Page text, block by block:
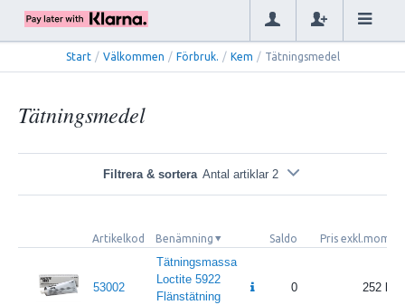
Start / Välkommen / Förbruk. / Kem / Tätningsmedel
Tätningsmedel
Filtrera & sortera Antal artiklar 2
Artikelkod Benämning Saldo Pris exkl.moms
53002
Tätningsmassa
Loctite 5922
Flänstätning
0 252